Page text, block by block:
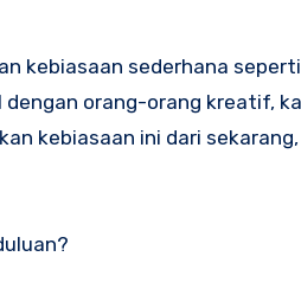
kebiasaan sederhana
orang-orang kreatif,
kebiasaan ini dari